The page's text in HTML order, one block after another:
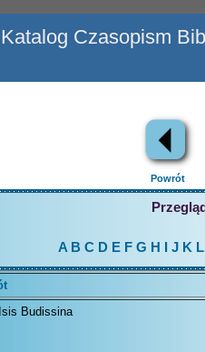
Katalog Czasopism
Powrót
A B C D EFG H J K L
Isis Budissina